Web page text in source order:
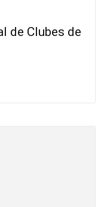
de Clubes de